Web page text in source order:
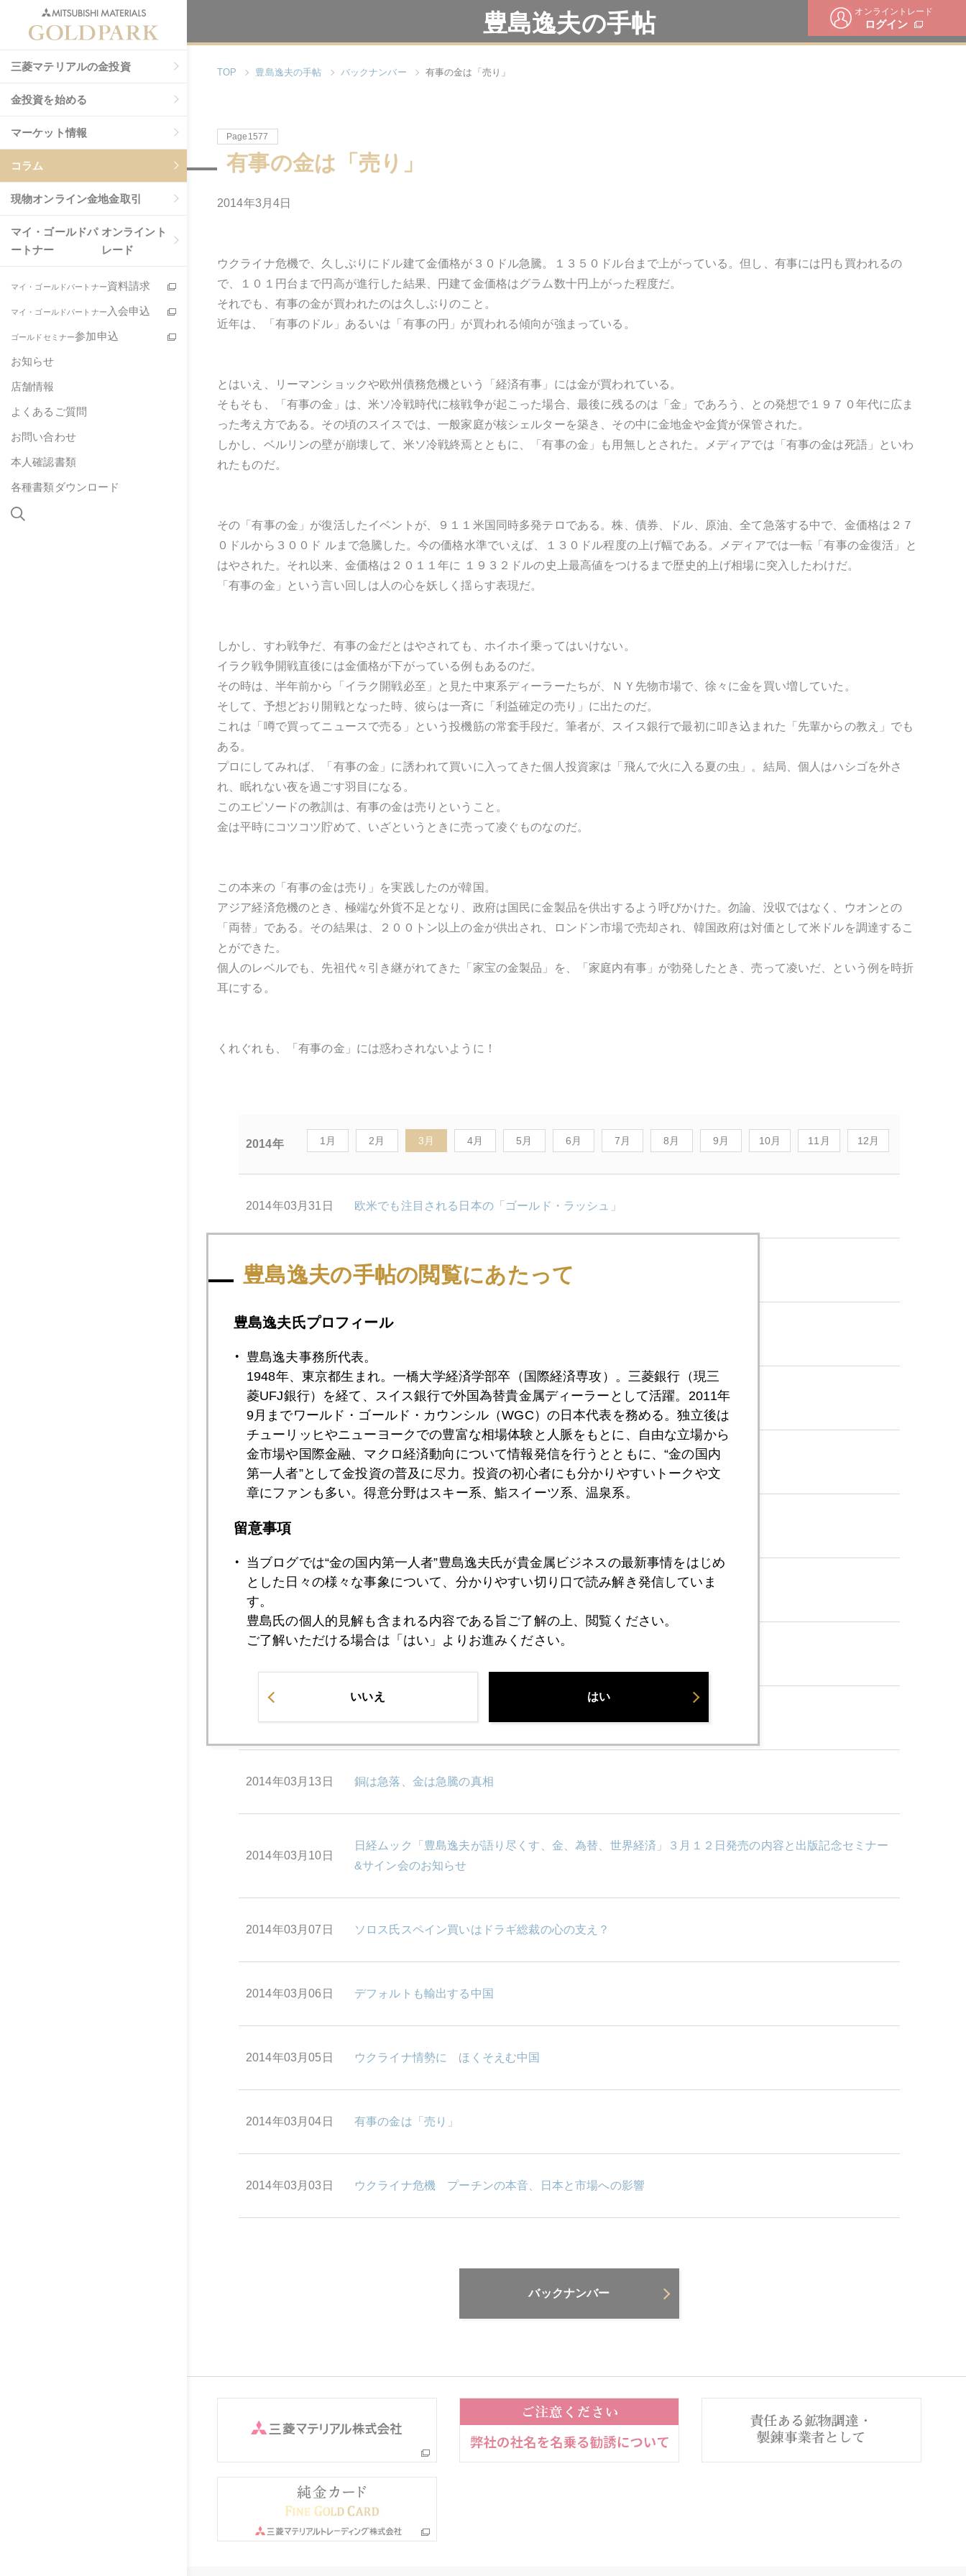
オンライントレード
ログイン
三菱マテリアルの金投資
金投資を始める
マーケット情報
コラム
現物オンライン金地金取引
マイ・ゴールドパ
ートナー
オンライント
レード
マイ・ゴールドパートナー資料請求
マイ・ゴールドパートナー 入会申込
ゴールドセミナー参加申込
お知らせ
店舗情報
よくあるご質問
お問い合わせ
本人確認書類
各種書類ダウンロード
豊島逸夫の手帖
TOP 豊島逸夫の手帖 バックナンバー 有事の金は「売り」
Page1577
有事の金は「売り」
2014年3月4日
ウクライナ危機で、久しぶりにドル建て金価格が３０ドル急騰。１３５０ドル台まで上がっている。但し、有事には円も買われるの
で、１０１円台まで円高が進行した結果、円建て金価格はグラム数十円上がった程度だ。
それでも、有事の金が買われたのは久しぶりのこと。
近年は、「有事のドル」あるいは「有事の円」が買われる傾向が強まっている。
とはいえ、リーマンショックや欧州債務危機という「経済有事」には金が買われている。
そもそも、「有事の金」は、米ソ冷戦時代に核戦争が起こった場合、最後に残るのは「金」であろう、との発想で１９７０年代に広ま
った考え方である。その頃のスイスでは、一般家庭が核シェルターを築き、その中に金地金や金貨が保管された。
しかし、ベルリンの壁が崩壊して、米ソ冷戦終焉とともに、「有事の金」も用無しとされた。メディアでは「有事の金は死語」といわ
れたものだ。
その「有事の金」が復活したイベントが、９１１米国同時多発テロである。株、債券、ドル、原油、全て急落する中で、金価格は２７
０ドルから３００ド ルまで急騰した。今の価格水準でいえば、１３０ドル程度の上げ幅である。メディアでは一転「有事の金復活」と
はやされた。それ以来、金価格は２０１１年に １９３２ドルの史上最高値をつけるまで歴史的上げ相場に突入したわけだ。
「有事の金」という言い回しは人の心を妖しく揺らす表現だ。
しかし、すわ戦争だ、有事の金だとはやされても、ホイホイ乗ってはいけない。
イラク戦争開戦直後には金価格が下がっている例もあるのだ。
その時は、半年前から「イラク開戦必至」と見た中東系ディーラーたちが、ＮＹ先物市場で、徐々に金を買い増していた。
そして、予想どおり開戦となった時、彼らは一斉に「利益確定の売り」に出たのだ。
これは「噂で買ってニュースで売る」という投機筋の常套手段だ。筆者が、スイス銀行で最初に叩き込まれた「先輩からの教え」でも
ある。
プロにしてみれば、「有事の金」に誘われて買いに入ってきた個人投資家は「飛んで火に入る夏の虫」。結局、個人はハシゴを外さ
れ、眠れない夜を過ごす羽目になる。
このエピソードの教訓は、有事の金は売りということ。
金は平時にコツコツ貯めて、いざというときに売って凌ぐものなのだ。
この本来の「有事の金は売り」を実践したのが韓国。
アジア経済危機のとき、極端な外貨不足となり、政府は国民に金製品を供出するよう呼びかけた。勿論、没収ではなく、ウオンとの
「両替」である。その結果は、２００トン以上の金が供出され、ロンドン市場で売却され、韓国政府は対価として米ドルを調達するこ
とができた。
個人のレベルでも、先祖代々引き継がれてきた「家宝の金製品」を、「家庭内有事」が勃発したとき、売って凌いだ、という例を時折
耳にする。
くれぐれも、「有事の金」には惑わされないように！
2014年 1月 2月 3月 4月 5月 6月 7月 8月 9月 10月 11月 12月
2014年03月31日 欧米でも注目される日本の「ゴールド・ラッシュ」
2014年03月27日 出版記念サイン会、盛り上がりました！
2014年03月26日 増税前の「金買い急増」との「報道急増」
2014年03月25日 いよいよ総合取引所構想へ
2014年03月24日 ウクライナ緊迫で虫歯治療費が上がるかも
2014年03月20日
2014年03月18日 プーチン次の一手
2014年03月13日 銅は急落、金は急騰の真相
2014年03月10日
日経ムック「豊島逸夫が語り尽くす、金、為替、世界経済」３月１２日発売の内容と出版記念セミナー
&サイン会のお知らせ
2014年03月07日 ソロス氏スペイン買いはドラギ総裁の心の支え？
2014年03月06日 デフォルトも輸出する中国
2014年03月05日 ウクライナ情勢に ほくそえむ中国
2014年03月04日 有事の金は「売り」
2014年03月03日 ウクライナ危機 プーチンの本音、日本と市場への影響
バックナンバー
豊島逸夫の手帖の閲覧にあたって
豊島逸夫氏プロフィール
豊島逸夫事務所代表。
1948年、東京都生まれ。一橋大学経済学部卒（国際経済専攻）。三菱銀行（現三
菱UFJ銀行）を経て、スイス銀行で外国為替貴金属ディーラーとして活躍。2011年
9月までワールド・ゴールド・カウンシル（WGC）の日本代表を務める。独立後は
チューリッヒやニューヨークでの豊富な相場体験と人脈をもとに、自由な立場から
金市場や国際金融、マクロ経済動向について情報発信を行うとともに、“金の国内
第一人者”として金投資の普及に尽力。投資の初心者にも分かりやすいトークや文
章にファンも多い。得意分野はスキー系、鮨スイーツ系、温泉系。
留意事項
当ブログでは“金の国内第一人者”豊島逸夫氏が貴金属ビジネスの最新事情をはじめ
とした日々の様々な事象について、分かりやすい切り口で読み解き発信していま
す。
豊島氏の個人的見解も含まれる内容である旨ご了解の上、閲覧ください。
ご了解いただける場合は「はい」よりお進みください。
いいえ はい